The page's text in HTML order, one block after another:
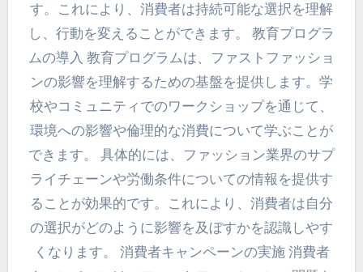
す。これにより、消費者は持続可能な選択を理解
し、行動を変えることができます。 教育プログラ
ムの導入 教育プログラムは、ファストファッショ
ンの影響を理解するための基盤を提供します。学
校やコミュニティでのワークショップを通じて、
環境への影響や倫理的な消費について学ぶことが
できます。 具体的には、ファッション業界のサプ
ライチェーンや労働条件についての情報を提供す
ることが効果的です。これにより、消費者は自分
の選択がどのように影響を及ぼすかを認識しやす
くなります。 消費者キャンペーンの実施 消費者